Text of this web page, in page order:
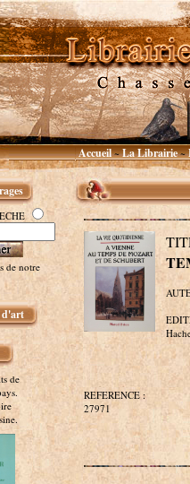
Accueil~La Librairie~
de notre
d'art
de
REFERENCE :
27971